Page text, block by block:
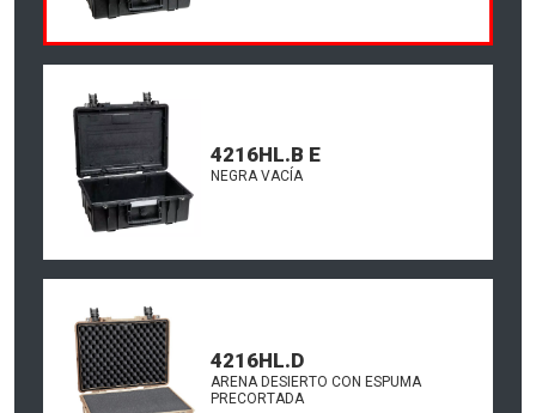
4216HL.B E
NEGRA VACÍA
4216HL.D
ARENA DESIERTO CON ESPUMA
PRECORTADA